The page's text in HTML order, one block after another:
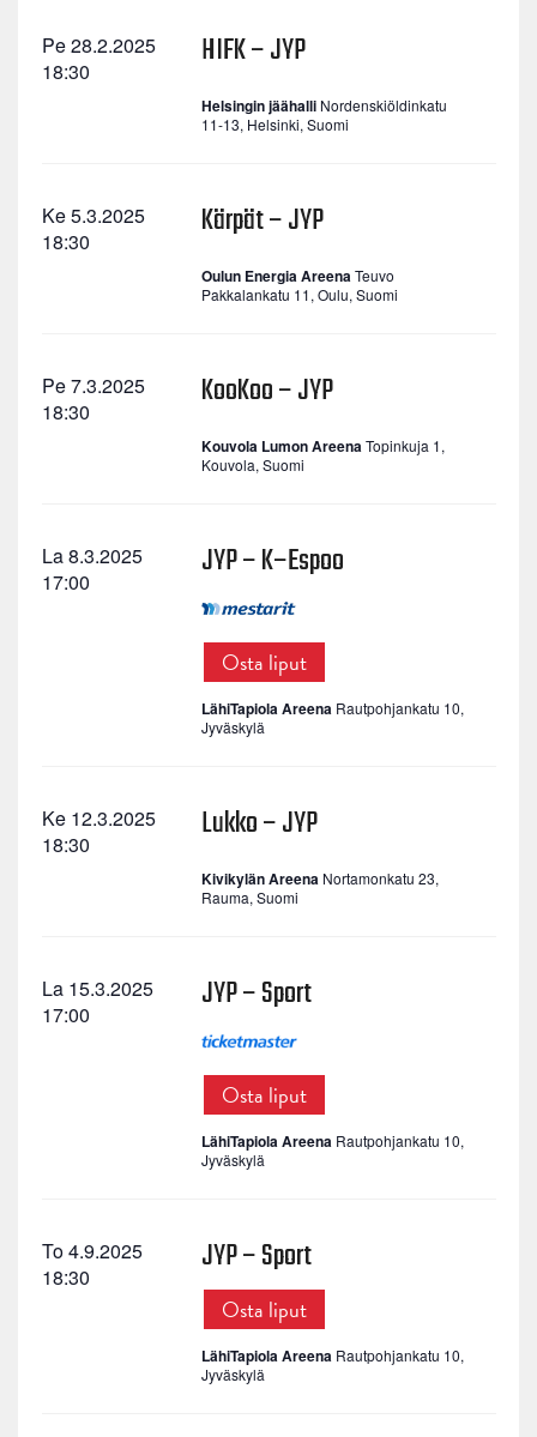
Pe 28.2.2025
18:30
HIFK – JYP
Helsingin jäähalli Nordenskiöldinkatu
11-13, Helsinki, Suomi
Ke 5.3.2025
18:30
Kärpät – JYP
Oulun Energia AreenaTeuvo
Pakkalankatu 11, Oulu, Suomi
Pe 7.3.2025
18:30
KooKoo – JYP
Kouvola Lumon AreenaTopinkuja 1,
Kouvola, Suomi
La 8.3.2025
17:00
JYP – K–Espoo
Osta liput
LähiTapiola Areena Rautpohjankatu 10,
Jyväskylä
Ke 12.3.2025
18:30
Lukko – JYP
Kivikylän Areena Nortamonkatu 23,
Rauma, Suomi
La 15.3.2025
17:00
JYP – Sport
Osta liput
LähiTapiola Areena Rautpohjankatu 10,
Jyväskylä
To 4.9.2025
18:30
JYP – Sport
Osta liput
LähiTapiola Areena Rautpohjankatu 10,
Jyväskylä